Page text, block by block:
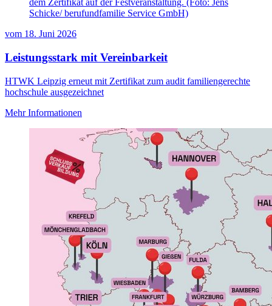
dem Zertifikat auf der Festveranstaltung. (Foto: Jens
Schicke/ berufundfamilie Service GmbH)
vom 18. Juni 2026
Leistungsstark mit Vereinbarkeit
HTWK Leipzig erneut mit Zertifikat zum audit familiengerechte
hochschule ausgezeichnet
Mehr Informationen